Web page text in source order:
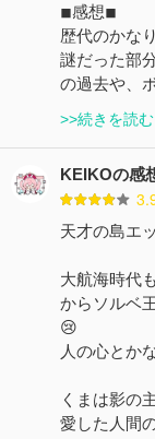
◾︎感想◾︎
歴代のかな
謎だった部
の過去や、
>>続きを読む
KEIKOの感
天才の島エ
大航海時代
からソルベ
😢
人の心とか
くまは影の
愛した人間